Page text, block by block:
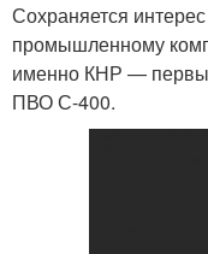
Сохраняется
промышленному
именно КНР —
ПВО С-400.